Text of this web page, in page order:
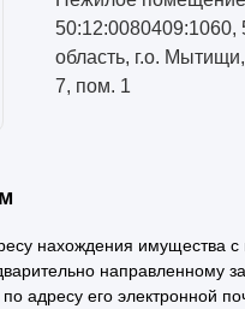
50:12:0080409:1060,
область, г.о.
7, пом. 1
нахождения имущества
направленному
адресу его электронной